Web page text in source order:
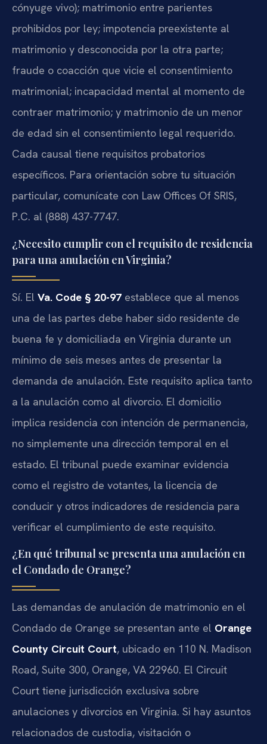
cónyuge vivo); matrimonio entre parientes
prohibidos por ley; impotencia preexistente al
matrimonio y desconocida por la otra parte;
fraude o coacción que vicie el consentimiento
matrimonial; incapacidad mental al momento de
contraer matrimonio; y matrimonio de un menor
de edad sin el consentimiento legal requerido.
Cada causal tiene requisitos probatorios
específicos. Para orientación sobre tu situación
particular, comunícate con Law Offices Of SRIS,
P.C. al (888) 437-7747.
¿Necesito cumplir con el requisito de residencia
para una anulación en Virginia?
Sí. El Va. Code § 20-97 establece que al menos
una de las partes debe haber sido residente de
buena fe y domiciliada en Virginia durante un
mínimo de seis meses antes de presentar la
demanda de anulación. Este requisito aplica tanto
a la anulación como al divorcio. El domicilio
implica residencia con intención de permanencia,
no simplemente una dirección temporal en el
estado. El tribunal puede examinar evidencia
como el registro de votantes, la licencia de
conducir y otros indicadores de residencia para
verificar el cumplimiento de este requisito.
¿En qué tribunal se presenta una anulación en
el Condado de Orange?
Las demandas de anulación de matrimonio en el
Condado de Orange se presentan ante el Orange
County Circuit Court, ubicado en 110 N. Madison
Road, Suite 300, Orange, VA 22960. El Circuit
Court tiene jurisdicción exclusiva sobre
anulaciones y divorcios en Virginia. Si hay asuntos
relacionados de custodia, visitación o